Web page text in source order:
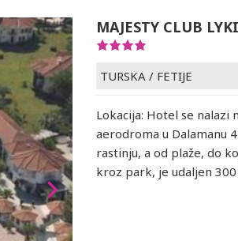
MAJESTY CLUB
TURSKA / FETIJE
Lokacija: Hotel se nalazi
aerodroma u Dalamanu
rastinju, a od plaže, do
kroz park, je udaljen 300